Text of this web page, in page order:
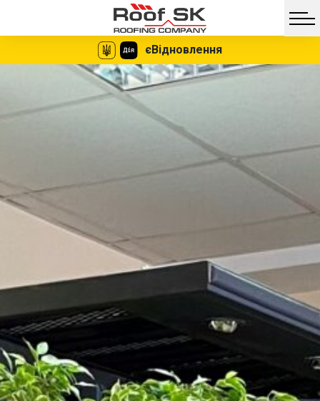
єВідновлення
оформлення
Жодних
документів